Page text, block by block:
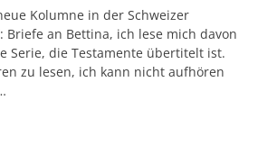
Kolumne in der Schweizer
Briefe an Bettina, ich lese mich davon
Serie, die Testamente übertitelt ist.
zu lesen, ich kann nicht aufhören